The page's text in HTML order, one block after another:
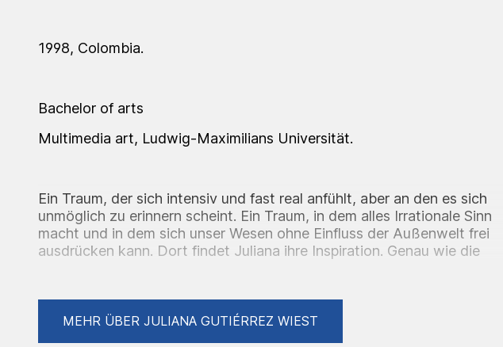
1998, Colombia.
Bachelor of arts
Multimedia art, Ludwig-Maximilians Universität.
Ein Traum, der sich intensiv und fast real anfühlt, aber an den es sich
unmöglich zu erinnern scheint. Ein Traum, in dem alles Irrationale Sinn
macht und in dem sich unser Wesen ohne Einfluss der Außenwelt frei
ausdrücken kann. Dort findet Juliana ihre Inspiration. Genau wie die
kombiniert abstrakte Elemente , die die verschwommenen Erinnerungen
an ihre kolumbianische Heimat verkörpern, mit präzise gemalten
MEHR ÜBER JULIANA GUTIÉRREZ WIEST